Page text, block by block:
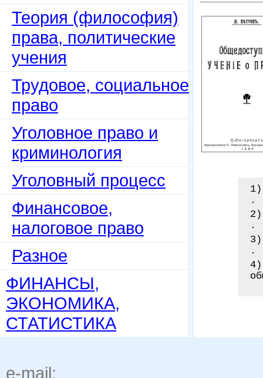
Теория (философия)
права, политические
учения
Трудовое, социальное
право
Уголовное право и
криминология
Уголовный процесс
Финансовое,
налоговое право
Разное
ФИНАНСЫ,
ЭКОНОМИКА,
СТАТИСТИКА
.
.
.
4)
e-mail: